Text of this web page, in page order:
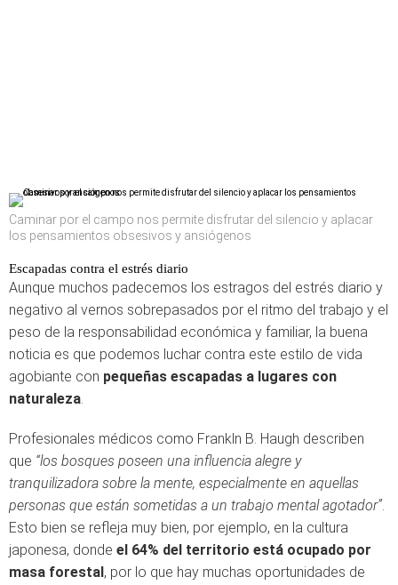
Caminar por el campo nos permite disfrutar del silencio y aplacar
los pensamientos obsesivos y ansiógenos
Escapadas contra el estrés diario
Aunque muchos padecemos los estragos del estrés diario y
negativo al vernos sobrepasados por el ritmo del trabajo y el
peso de la responsabilidad económica y familiar, la buena
noticia es que podemos luchar contra este estilo de vida
agobiante con pequeñas escapadas a lugares con
naturaleza.
Profesionales médicos como Frankln B. Haugh describen
que “los bosques poseen una influencia alegre y
tranquilizadora sobre la mente, especialmente en aquellas
personas que están sometidas a un trabajo mental agotador”.
Esto bien se refleja muy bien, por ejemplo, en la cultura
japonesa, donde el 64% del territorio está ocupado por
masa forestal, por lo que hay muchas oportunidades de